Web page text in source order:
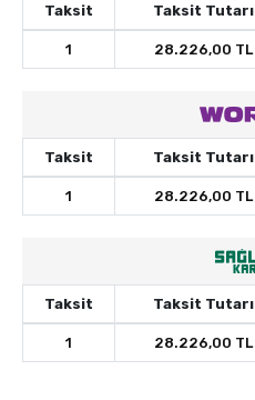
Taksit Taksit Tutarı
1 28.226,00 TL
Taksit Taksit Tutarı
1 28.226,00 TL
Taksit Taksit Tutarı
1 28.226,00 TL